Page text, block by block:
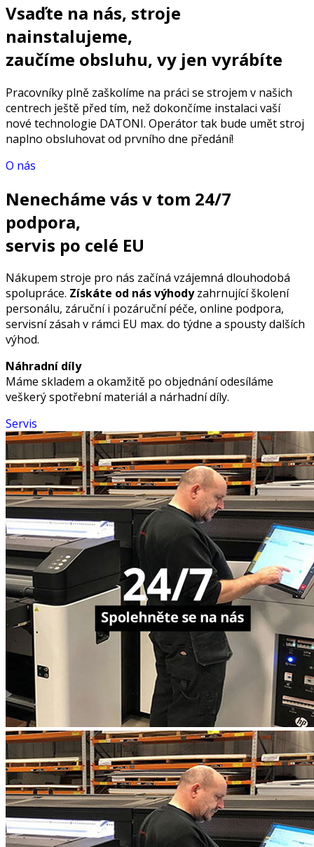
Vsaďte na nás, stroje
nainstalujeme,
zaučíme obsluhu, vy jen vyrábíte
Pracovníky plně zaškolíme na práci se strojem v našich
centrech ještě před tím, než dokončíme instalaci vaší
nové technologie DATONI. Operátor tak bude umět stroj
naplno obsluhovat od prvního dne předání!
O nás
Nenecháme vás v tom 24/7
podpora,
servis po celé EU
Nákupem stroje pro nás začíná vzájemná dlouhodobá
spolupráce. Získáte od nás výhodyzahrnující školení
personálu, záruční i pozáruční péče, online podpora,
servisní zásah v rámci EU max. do týdne a spousty dalších
výhod.
Náhradní díly
Máme skladem a okamžitě po objednání odesíláme
veškerý spotřební materiál a nárhadní díly.
Servis